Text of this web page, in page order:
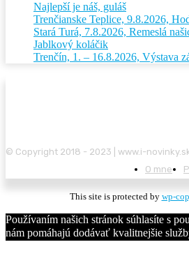
Najlepší je náš, guláš
Trenčianske Teplice, 9.8.2026,
Stará Turá, 7.8.2026, Remeslá
Jablkový koláčik
Trenčín, 1. – 16.8.2026, Výstava
© Copyright 2018 - 2023 | www.i-
O mne
This site is protected by wp-
Používaním našich stránok súhlasíte s
nám pomáhajú dodávať kvalitnejšie